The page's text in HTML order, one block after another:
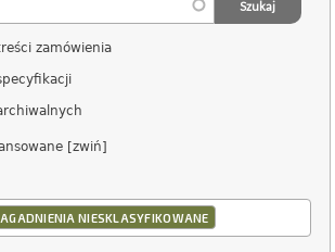
zamówienia
[zwiń]
NIESKLASYFIKOWANE